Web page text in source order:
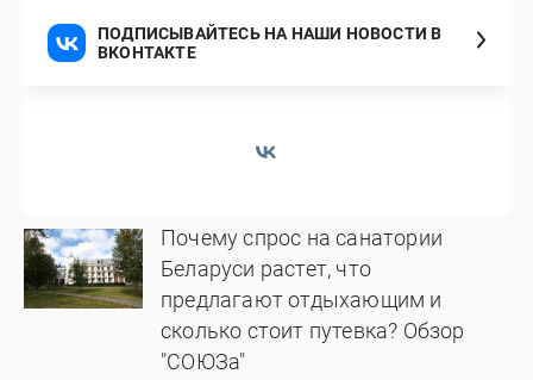
ПОДПИСЫВАЙТЕСЬ НА НАШИ НОВОСТИ В
ВКОНТАКТЕ
Почему спрос на санатории
Беларуси растет, что
предлагают отдыхающим и
сколько стоит путевка? Обзор
"СОЮЗа"